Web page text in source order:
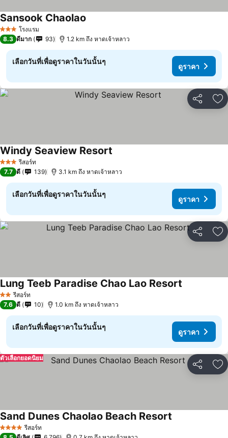
3 ดาว โรงแรม
Sansook Chaolao
8.3 ดีมาก 93 1.2 km ถึง หาดเจ้าหลาว
เลือกวันที่เพื่อดูราคาในวันนั้นๆ
ดูราคา
แชร์ เ
3 ดาว รีสอร์ท
Windy Seaview Resort
7.7 ดี 139 3.1 km ถึง หาดเจ้าหลาว
เลือกวันที่เพื่อดูราคาในวันนั้นๆ
ดูราคา
แชร์ เ
2 ดาวรีสอร์ท
Lung Teeb Paradise Chao Lao Resort
7.6 ดี 10 1.0 km ถึง หาดเจ้าหลาว
เลือกวันที่เพื่อดูราคาในวันนั้นๆ
ดูราคา
แชร์ เ
ตัวเลือกยอดนิยม
4 ดาว รีสอร์ท
Sand Dunes Chaolao Beach Resort